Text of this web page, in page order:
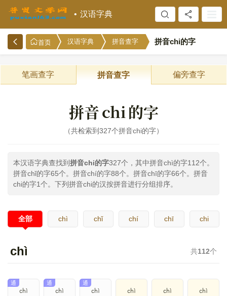
汉语字典
首页 汉语字典 拼音查字 拼音chi的字
笔画查字 拼音查字 偏旁查字
拼音chi的字
共检索到327个拼音chi的字
本汉语字典查找到 拼音chi的字327个，其中拼音chì的字112个。
拼音chǐ的字65个。拼音chí的字88个。拼音chī的字66个。拼音
chi的字1个。下列拼音chi的汉按拼音进行分组排序。
全部 chì chǐ chí chī chi
chì 共112个
chì
通
chì
通
chì
通
chì chì chì